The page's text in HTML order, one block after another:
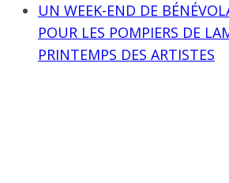
UN WEEK-END DE
POUR LES POMPIERS DE
PRINTEMPS DES ARTISTES